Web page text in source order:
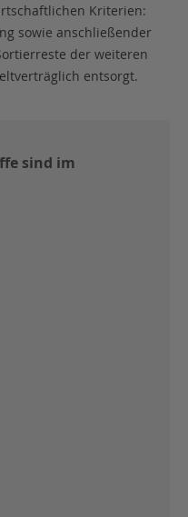
Kriterien:
sowie anschließender
der weiteren
entsorgt.
sind im